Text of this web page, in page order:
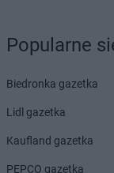
Popularne
Biedronka gazetka
Lidl gazetka
Kaufland gazetka
PEPCO gazetka